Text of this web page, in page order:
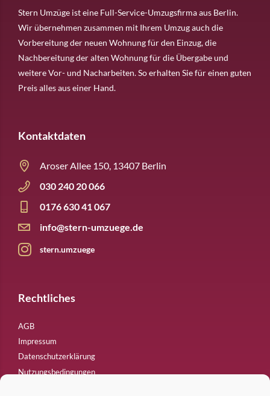
Stern Umzüge ist eine Full-Service-Umzugsfirma aus Berlin.
Wir übernehmen zusammen mit Ihrem Umzug auch die
Vorbereitung der neuen Wohnung für den Einzug, die
Nachbereitung der alten Wohnung für die Übergabe und
weitere Vor- und Nacharbeiten. So erhalten Sie für einen guten
Preis alles aus einer Hand.
Kontaktdaten
Aroser Allee 150, 13407 Berlin
030 240 20 066
0176 630 41 067
info@stern-umzuege.de
stern.umzuege
Rechtliches
AGB
Impressum
Datenschutzerklärung
Nutzungsbedingungen